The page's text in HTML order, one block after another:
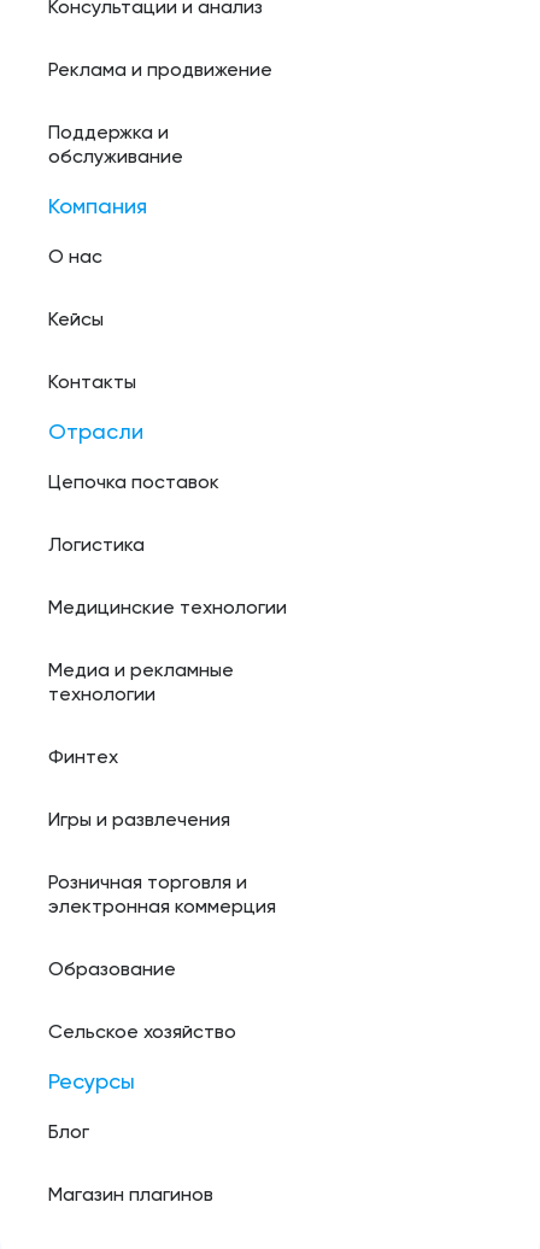
Консультации и анализ
Реклама и продвижение
Поддержка и
обслуживание
Компания
О нас
Кейсы
Контакты
Отрасли
Цепочка поставок
Логистика
Медицинские технологии
Медиа и рекламные
технологии
Финтех
Игры и развлечения
Розничная торговля и
электронная коммерция
Образование
Сельское хозяйство
Ресурсы
Блог
Магазин плагинов